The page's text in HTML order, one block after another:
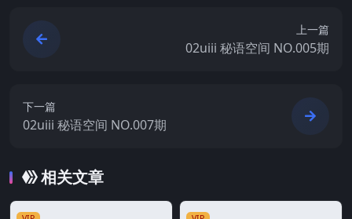
上一篇
02uiii 秘语空间 NO.005期
下一篇
02uiii 秘语空间 NO.007期
相关文章